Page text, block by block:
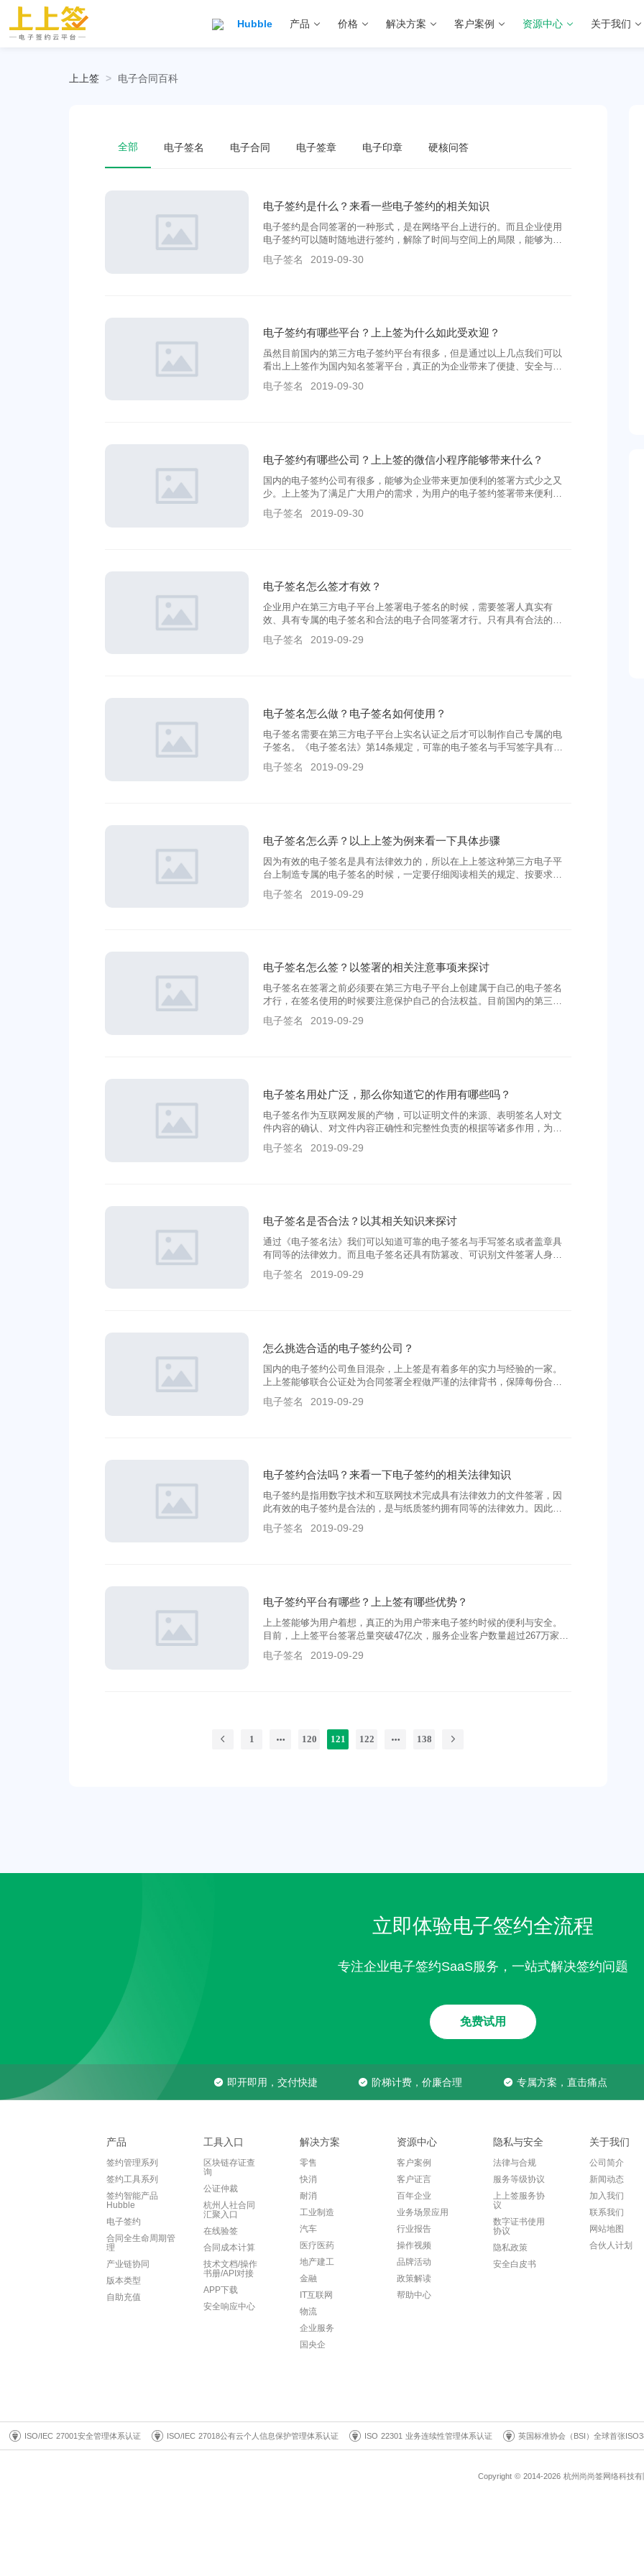
Hubble 产品 价格 解决方案 客户案例 资源中心 关于我们
上上签 > 电子合同百科
全部 电子签名 电子合同 电子签章 电子印章 硬核问答
电子签约是什么？来看一些电子签约的相关知识
电子签约是合同签署的一种形式，是在网络平台上进行的。而且企业使用
电子签约可以随时随地进行签约，解除了时间与空间上的局限，能够为企
业带来高效办公，因此在企业之间盛行。
电子签名 2019-09-30
电子签约有哪些平台？上上签为什么如此受欢迎？
虽然目前国内的第三方电子签约平台有很多，但是通过以上几点我们可以
看出上上签作为国内知名签署平台，真正的为企业带来了便捷、安全与服
务，值得广大企业的信赖。
电子签名 2019-09-30
电子签约有哪些公司？上上签的微信小程序能够带来什么？
国内的电子签约公司有很多，能够为企业带来更加便利的签署方式少之又
少。上上签为了满足广大用户的需求，为用户的电子签约签署带来便利，
开通的微信小程序不再需要繁琐的登录、验证等，赢得了用户的一致好
评。
电子签名 2019-09-30
电子签名怎么签才有效？
企业用户在第三方电子平台上签署电子签名的时候，需要签署人真实有
效、具有专属的电子签名和合法的电子合同签署才行。只有具有合法的、
有效的电子签名，企业在签署电子合同的时候才会具有法律效力，才会保
障自己的合法权益。
电子签名 2019-09-29
电子签名怎么做？电子签名如何使用？
电子签名需要在第三方电子平台上实名认证之后才可以制作自己专属的电
子签名。《电子签名法》第14条规定，可靠的电子签名与手写签字具有同
等法律效力，所以在制作电子签名的时候应该按照要求来，保障自己的合
法权益。
电子签名 2019-09-29
电子签名怎么弄？以上上签为例来看一下具体步骤
因为有效的电子签名是具有法律效力的，所以在上上签这种第三方电子平
台上制造专属的电子签名的时候，一定要仔细阅读相关的规定、按要求
来，才能够顺利的弄出有效的、专属于自己的电子签名。
电子签名 2019-09-29
电子签名怎么签？以签署的相关注意事项来探讨
电子签名在签署之前必须要在第三方电子平台上创建属于自己的电子签名
才行，在签名使用的时候要注意保护自己的合法权益。目前国内的第三方
电子平台诸多，可以选择上上签这种有实力、正规的第三方电子平台，能
够带来安全保障。
电子签名 2019-09-29
电子签名用处广泛，那么你知道它的作用有哪些吗？
电子签名作为互联网发展的产物，可以证明文件的来源、表明签名人对文
件内容的确认、对文件内容正确性和完整性负责的根据等诸多作用，为企
业带来了诸多便利，深得企业的喜爱。
电子签名 2019-09-29
电子签名是否合法？以其相关知识来探讨
通过《电子签名法》我们可以知道可靠的电子签名与手写签名或者盖章具
有同等的法律效力。而且电子签名还具有防篡改、可识别文件签署人身份
和签署时间的数字签名技术来签署合同等作用，能够保证合同电子签名的
可靠性和合同签署的安全性。
电子签名 2019-09-29
怎么挑选合适的电子签约公司？
国内的电子签约公司鱼目混杂，上上签是有着多年的实力与经验的一家。
上上签能够联合公证处为合同签署全程做严谨的法律背书，保障每份合同
安全合规、内容私密、无法篡改，值得信赖。
电子签名 2019-09-29
电子签约合法吗？来看一下电子签约的相关法律知识
电子签约是指用数字技术和互联网技术完成具有法律效力的文件签署，因
此有效的电子签约是合法的，是与纸质签约拥有同等的法律效力。因此，
能够维护签署人的合法权益，能够为签署人带来保障。
电子签名 2019-09-29
电子签约平台有哪些？上上签有哪些优势？
上上签能够为用户着想，真正的为用户带来电子签约时候的便利与安全。
目前，上上签平台签署总量突破47亿次，服务企业客户数量超过267万家，
上上签的实力不言而喻。
电子签名 2019-09-29
1 120 121 122 138
立即体验电子签约全流程
专注企业电子签约SaaS服务，一站式解决签约问题
免费试用
即开即用，交付快捷 阶梯计费，价廉合理 专属方案，直击痛点
产品
签约管理系列
签约工具系列
签约智能产品
Hubble
电子签约
合同全生命周期管
理
产业链协同
版本类型
自助充值
工具入口
区块链存证查
询
公证仲裁
杭州人社合同
汇聚入口
在线验签
合同成本计算
技术文档/操作
书册/API对接
APP下载
安全响应中心
解决方案
零售
快消
耐消
工业制造
汽车
医疗医药
地产建工
金融
IT互联网
物流
企业服务
国央企
资源中心
客户案例
客户证言
百年企业
业务场景应用
行业报告
操作视频
品牌活动
政策解读
帮助中心
隐私与安全
法律与合规
服务等级协议
上上签服务协
议
数字证书使用
协议
隐私政策
安全白皮书
关于我们
公司简介
新闻动态
加入我们
联系我们
网站地图
合伙人计划
ISO/IEC 27001安全管理体系认证 ISO/IEC 27018公有云个人信息保护管理体系认证 ISO 22301 业务连续性管理体系认证 英国标准协会（BSI）全球首张
Copyright © 2014-2026 杭州尚尚签网络科技